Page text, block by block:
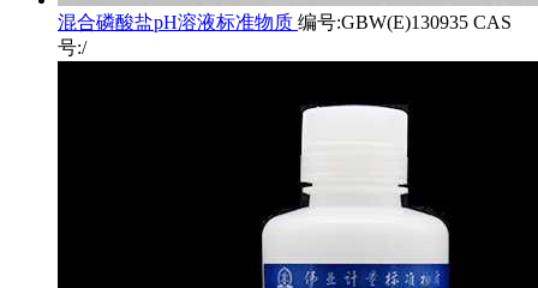
混合磷酸盐pH溶液标准物质 编号:GBW(E)130935 CAS
号:/